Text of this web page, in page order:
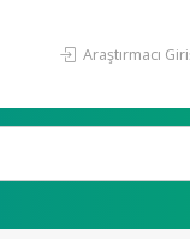
Araştırmacı